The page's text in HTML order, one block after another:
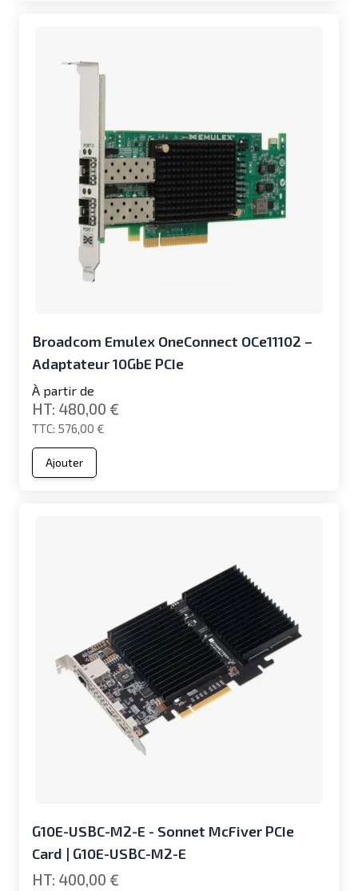
Broadcom Emulex OneConnect OCe11102 –
Adaptateur 10GbE PCIe
À partir de
576,00 €
480,00 €
Ajouter
G10E-USBC-M2-E - Sonnet McFiver PCIe
Card | G10E-USBC-M2-E
400,00 €